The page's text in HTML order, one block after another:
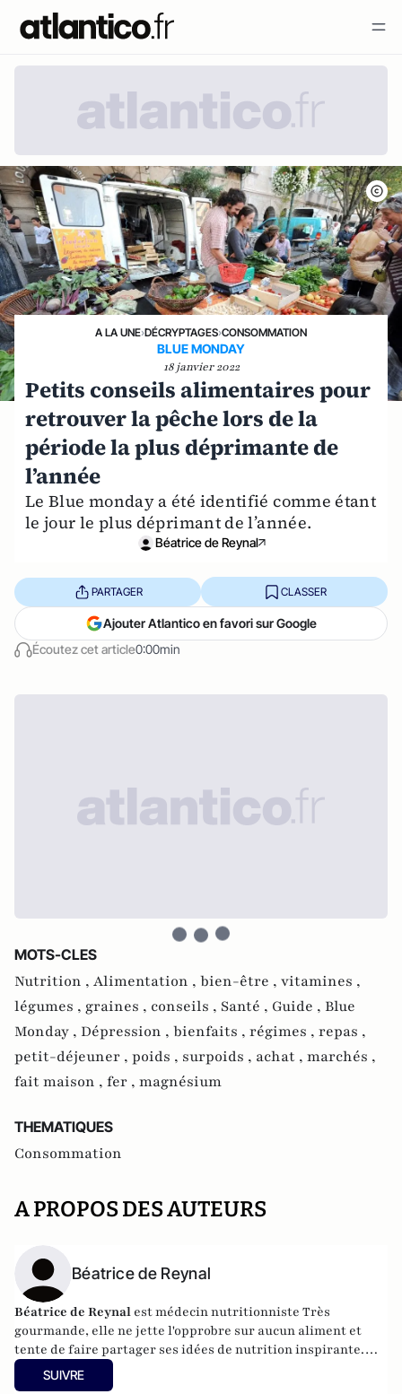
A LA UNE›DÉCRYPTAGES›CONSOMMATION
BLUE MONDAY
18 janvier 2022
Petits conseils alimentaires pour
retrouver la pêche lors de la
période la plus déprimante de
l’année
Le Blue monday a été identifié comme étant
le jour le plus déprimant de l’année.
Béatrice de Reynal
Écoutez cet article0:00min
PARTAGER CLASSER
Ajouter Atlantico en favori sur Google
MOTS-CLES
Nutrition , Alimentation , bien-être , vitamines ,
légumes , graines , conseils , Santé , Guide , Blue
Monday , Dépression , bienfaits , régimes , repas ,
petit-déjeuner , poids , surpoids , achat , marchés ,
fait maison , fer , magnésium
THEMATIQUES
Consommation
A PROPOS DES AUTEURS
Béatrice de Reynal
Béatrice de Reynal est médecin nutritionniste Très
gourmande, elle ne jette l'opprobre sur aucun aliment et
tente de faire partager ses idées de nutrition inspirante.
Elle est par ailleurs l'auteur du blog "
SUIVRE